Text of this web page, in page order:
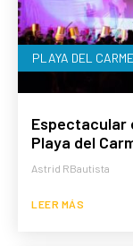
PLAYA DEL
Espectacular
Playa del
Astrid RBautista
LEER MÁS